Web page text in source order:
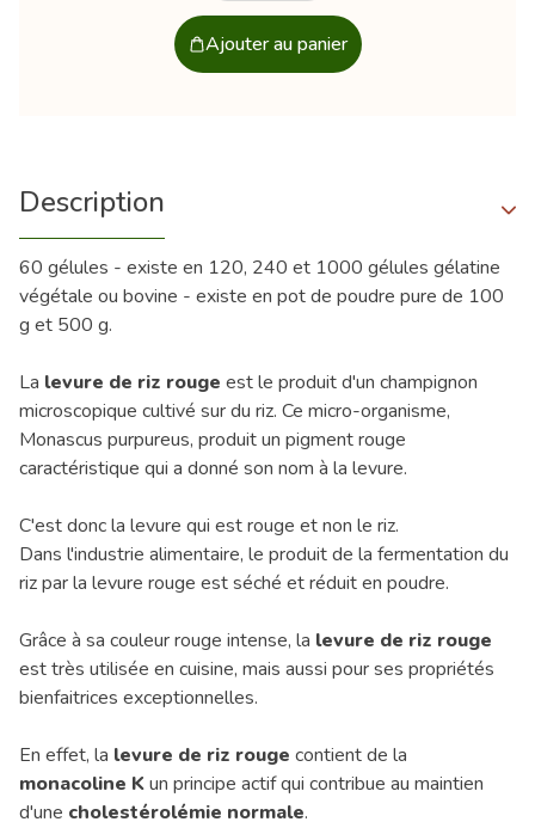
Ajouter au panier
Description
60 gélules - existe en 120, 240 et 1000 gélules gélatine
végétale ou bovine - existe en pot de poudre pure de 100
g et 500 g.
La levure de riz rouge est le produit d'un champignon
microscopique cultivé sur du riz. Ce micro-organisme,
Monascus purpureus, produit un pigment rouge
caractéristique qui a donné son nom à la levure.
C'est donc la levure qui est rouge et non le riz.
Dans l'industrie alimentaire, le produit de la fermentation du
riz par la levure rouge est séché et réduit en poudre.
Grâce à sa couleur rouge intense, la levure de riz rouge
est très utilisée en cuisine, mais aussi pour ses propriétés
bienfaitrices exceptionnelles.
En effet, la levure de riz rouge contient de la
monacoline Kun principe actif qui contribue au maintien
d'une cholestérolémie normale.